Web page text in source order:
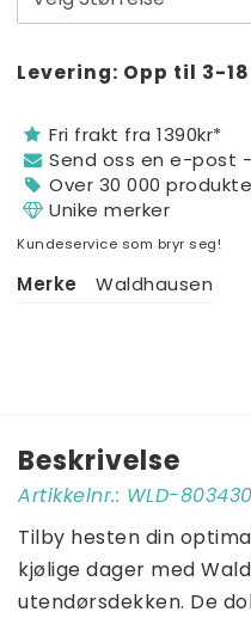
€28,80
€23,04
Levering: Opp til 3-
Fri frakt fra 1390kr*
Send oss ​​en e-post
Over 30 000
Unike merker
Kundeservice som bryr seg!
Merke Waldhausen
Beskrivelse
Artikkelnr.: WLD-
Tilby hesten din
kjølige dager med
utendørsdekken. De